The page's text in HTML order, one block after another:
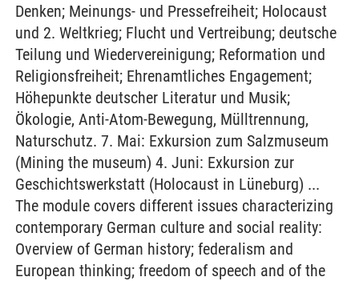
Denken; Meinungs- und Pressefreiheit; Holocaust
und 2. Weltkrieg; Flucht und Vertreibung; deutsche
Teilung und Wiedervereinigung; Reformation und
Religionsfreiheit; Ehrenamtliches Engagement;
Höhepunkte deutscher Literatur und Musik;
Ökologie, Anti-Atom-Bewegung, Mülltrennung,
Naturschutz. 7. Mai: Exkursion zum Salzmuseum
(Mining the museum) 4. Juni: Exkursion zur
Geschichtswerkstatt (Holocaust in Lüneburg) ...
The module covers different issues characterizing
contemporary German culture and social reality:
Overview of German history; federalism and
European thinking; freedom of speech and of the